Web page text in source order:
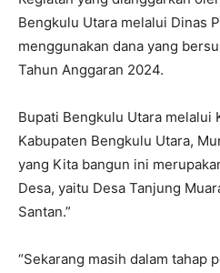
Bengkulu Utara melalui Dinas
menggunakan dana yang
Tahun Anggaran 2024.
Bupati Bengkulu Utara melalui
Kabupaten Bengkulu Utara,
yang Kita bangun ini
Desa, yaitu Desa Tanjung
Santan.”
“Sekarang masih dalam tahap